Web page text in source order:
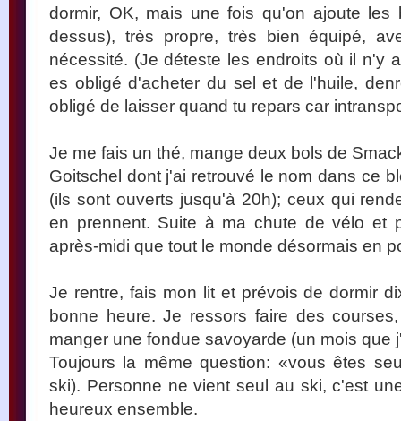
dormir, OK, mais une fois qu'on ajoute les
dessus), très propre, très bien équipé,
nécessité. (Je déteste les endroits où il n'y
es obligé d'acheter du sel et de l'huile,
obligé de laisser quand tu repars car
Je me fais un thé, mange deux bols de
Goitschel dont j'ai retrouvé le nom dans ce
(ils sont ouverts jusqu'à 20h); ceux qui
en prennent. Suite à ma chute de vélo et
après-midi que tout le monde désormais en
Je rentre, fais mon lit et prévois de dormir
bonne heure. Je ressors faire des
manger une fondue savoyarde (un mois que
Toujours la même question: «vous êtes
ski). Personne ne vient seul au ski, c'est
heureux ensemble.